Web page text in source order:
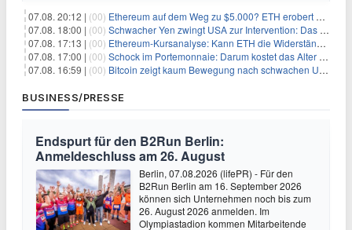
07.08. 20:12 | (00) Ethereum auf dem Weg zu $5.000? ETH erobert wichtige Marke zurück, während Institutionen weiter akkumulieren
07.08. 18:00 | (00) Schwacher Yen zwingt USA zur Intervention: Das größte Risiko seit 15 Jahren
07.08. 17:13 | (00) Ethereum-Kursanalyse: Kann ETH die Widerstände der gleitenden Durchschnitte überwinden?
07.08. 17:00 | (00) Schock im Portemonnaie: Darum kostet das Alter deutlich mehr als Sie denken
07.08. 16:59 | (00) Bitcoin zeigt kaum Bewegung nach schwachen US-Arbeitsmarktdaten, Fed-Zinserhöhungschancen sinken auf 44%
BUSINESS/PRESSE
Endspurt für den B2Run Berlin:
Anmeldeschluss am 26. August
Berlin, 07.08.2026 (lifePR) - Für den
B2Run Berlin am 16. September 2026
können sich Unternehmen noch bis zum
26. August 2026 anmelden. Im
Olympiastadion kommen Mitarbeitende